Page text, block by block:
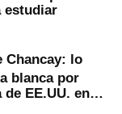
estudiar
Chancay: lo
blanca por
EE.UU. en